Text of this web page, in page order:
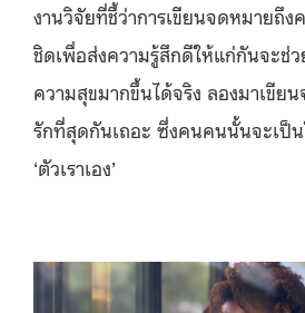
งานวิจัยที่ชี้ว่าการเขียนจดหมายถึง
ชิดเพื่อส่งความรู้สึกดีให้แก่กันจะช่
ความสุขมากขึ้นได้จริง ลองมาเขีย
รักที่สุดกันเถอะ ซึ่งคนคนนั้นจะเป็น
‘ตัวเราเอง’